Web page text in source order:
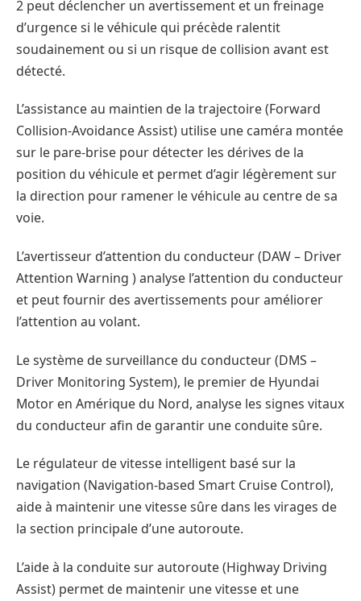
2 peut déclencher un avertissement et un freinage
d’urgence si le véhicule qui précède ralentit
soudainement ou si un risque de collision avant est
détecté.
L’assistance au maintien de la trajectoire (Forward
Collision-Avoidance Assist) utilise une caméra montée
sur le pare-brise pour détecter les dérives de la
position du véhicule et permet d’agir légèrement sur
la direction pour ramener le véhicule au centre de sa
voie.
L’avertisseur d’attention du conducteur (DAW – Driver
Attention Warning ) analyse l’attention du conducteur
et peut fournir des avertissements pour améliorer
l’attention au volant.
Le système de surveillance du conducteur (DMS –
Driver Monitoring System), le premier de Hyundai
Motor en Amérique du Nord, analyse les signes vitaux
du conducteur afin de garantir une conduite sûre.
Le régulateur de vitesse intelligent basé sur la
navigation (Navigation-based Smart Cruise Control),
aide à maintenir une vitesse sûre dans les virages de
la section principale d’une autoroute.
L’aide à la conduite sur autoroute (Highway Driving
Assist) permet de maintenir une vitesse et une